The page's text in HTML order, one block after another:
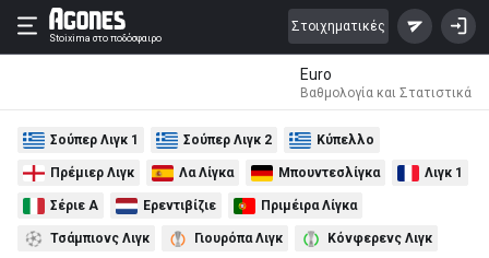
Stoixima στο ποδόσφαιρο
Στοιχηματικές
Euro
Βαθμολογία και Στατιστικά
Σούπερ Λιγκ 1 Σούπερ Λιγκ 2 Κύπελλο
Πρέμιερ Λιγκ Λα Λίγκα Μπουντεσλίγκα Λιγκ 1
Σέριε Α Ερεντιβίζιε Πριμέιρα Λίγκα
Τσάμπιονς Λιγκ Γιουρόπα Λιγκ Κόνφερενς Λιγκ